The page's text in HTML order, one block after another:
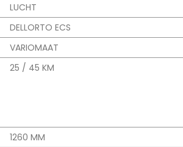
LUCHT
DELLORTO ECS
VARIOMAAT
25 / 45 KM
1260 MM